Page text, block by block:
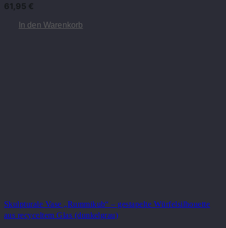
61,95 €
In den Warenkorb
Skulpturale Vase „Rummikub“ – gestapelte Würfelsilhouette
aus recyceltem Glas (dunkelgrau)